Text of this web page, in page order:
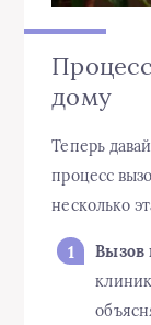
дому
Теперь
процесс
несколько
Вызов